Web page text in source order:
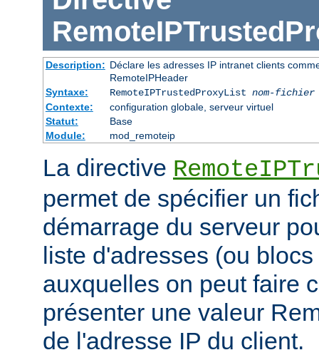
Description: Déclare les adresses IP intranet clients
RemoteIPHeader
Syntaxe:
RemoteIPTrustedProxyList nom-fichier
Contexte:
configuration globale, serveur virtuel
Statut:
Base
Module:
mod_remoteip
La directive
permet de spécifier un
démarrage du serveur
liste d'adresses (ou
auxquelles on peut faire
présenter une valeur
de l'adresse IP du client.